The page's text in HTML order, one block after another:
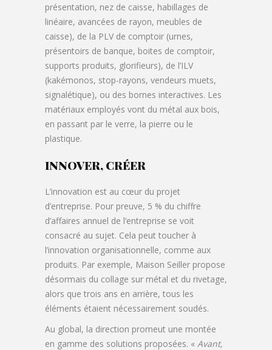
présentation, nez de caisse, habillages de
linéaire, avancées de rayon, meubles de
caisse), de la PLV de comptoir (urnes,
présentoirs de banque, boites de comptoir,
supports produits, glorifieurs), de l’ILV
(kakémonos, stop-rayons, vendeurs muets,
signalétique), ou des bornes interactives. Les
matériaux employés vont du métal aux bois,
en passant par le verre, la pierre ou le
plastique.
INNOVER, CRÉER
L’innovation est au cœur du projet
d’entreprise. Pour preuve, 5 % du chiffre
d’affaires annuel de l’entreprise se voit
consacré au sujet. Cela peut toucher à
l’innovation organisationnelle, comme aux
produits. Par exemple, Maison Seiller propose
désormais du collage sur métal et du rivetage,
alors que trois ans en arrière, tous les
éléments étaient nécessairement soudés.
Au global, la direction promeut une montée
en gamme des solutions proposées. « Avant,